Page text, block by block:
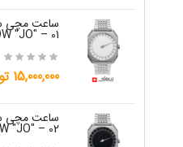
ساعت مچی
"JO" – 01..
15,000,000 تومان
ساعت مچی
"JO" – 02..